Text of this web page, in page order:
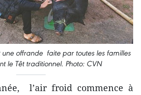
offrande faite par toutes les familles
le Têt traditionnel. Photo: CVN
l’air froid commence à